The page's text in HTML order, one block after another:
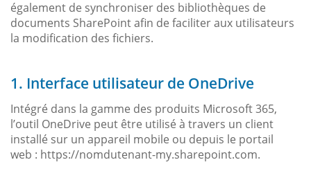
également de synchroniser des bibliothèques de
documents SharePoint afin de faciliter aux utilisateurs
la modification des fichiers.
1. Interface utilisateur de OneDrive
Intégré dans la gamme des produits Microsoft 365,
l’outil OneDrive peut être utilisé à travers un client
installé sur un appareil mobile ou depuis le portail
web : https://nomdutenant-my.sharepoint.com.